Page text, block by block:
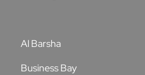
Al Barsha
Business Bay